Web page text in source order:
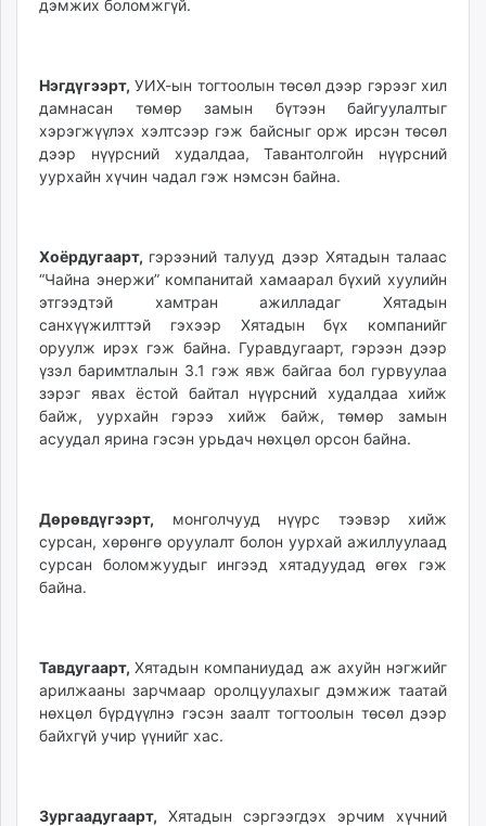
дэмжих боломжгүй.
Нэгдүгээрт, УИХ-ын тогтоолын төсөл дээр гэрээг хил
дамнасан төмөр замын бүтээн байгуулалтыг
хэрэгжүүлэх хэлтсээр гэж байсныг орж ирсэн төсөл
дээр нүүрсний худалдаа, Тавантолгойн нүүрсний
уурхайн хүчин чадал гэж нэмсэн байна.
Хоёрдугаарт, гэрээний талууд дээр Хятадын талаас
“Чайна энержи” компанитай хамаарал бүхий хуулийн
этгээдтэй хамтран ажилладаг Хятадын
санхүүжилттэй гэхээр Хятадын бүх компанийг
оруулж ирэх гэж байна. Гуравдугаарт, гэрээн дээр
үзэл баримтлалын 3.1 гэж явж байгаа бол гурвуулаа
зэрэг явах ёстой байтал нүүрсний худалдаа хийж
байж, уурхайн гэрээ хийж байж, төмөр замын
асуудал ярина гэсэн урьдач нөхцөл орсон байна.
Дөрөвдүгээрт, монголчууд нүүрс тээвэр хийж
сурсан, хөрөнгө оруулалт болон уурхай ажиллуулаад
сурсан боломжуудыг ингээд хятадуудад өгөх гэж
байна.
Тавдугаарт, Хятадын компаниудад аж ахуйн нэгжийг
арилжааны зарчмаар оролцуулахыг дэмжиж таатай
нөхцөл бүрдүүлнэ гэсэн заалт тогтоолын төсөл дээр
байхгүй учир үүнийг хас.
Зургаадугаарт, Хятадын сэргээгдэх эрчим хүчний